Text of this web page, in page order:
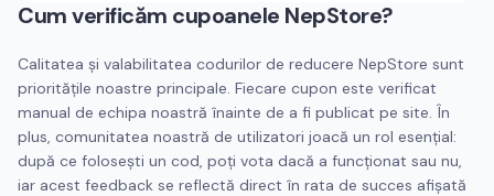
Cum verificăm cupoanele NepStore?
Calitatea și valabilitatea codurilor de reducere NepStore sunt
prioritățile noastre principale. Fiecare cupon este verificat
manual de echipa noastră înainte de a fi publicat pe site. În
plus, comunitatea noastră de utilizatori joacă un rol esențial:
după ce folosești un cod, poți vota dacă a funcționat sau nu,
iar acest feedback se reflectă direct în rata de succes afișată